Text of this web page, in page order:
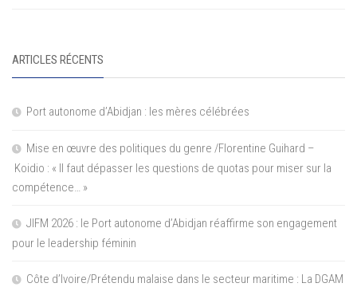
ARTICLES RÉCENTS
Port autonome d’Abidjan : les mères célébrées
Mise en œuvre des politiques du genre /Florentine Guihard –
Koidio : « Il faut dépasser les questions de quotas pour miser sur la
compétence… »
JIFM 2026 : le Port autonome d’Abidjan réaffirme son engagement
pour le leadership féminin
Côte d’Ivoire/Prétendu malaise dans le secteur maritime : La DGAM